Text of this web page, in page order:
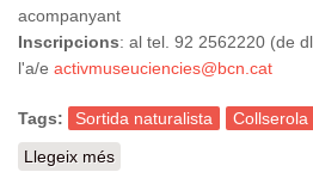
acompanyant
Inscripcions: al tel. 92 2562220 (de
l'a/e activmuseuciencies@bcn.cat
Tags: Sortida naturalista Collserola
Llegeix més